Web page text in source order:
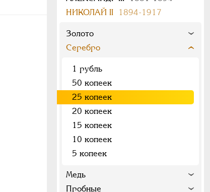
НИКОЛАЙ II
1894-1917
Золото
Серебро
1 рубль
50 копеек
25 копеек
20 копеек
15 копеек
10 копеек
5 копеек
Медь
Пробные